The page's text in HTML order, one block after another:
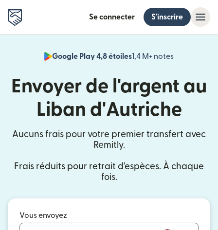
Se connecter S'inscrire
Google Play 4,8 étoiles1,4 M+ notes
Envoyer de l'argent au
Liban d'Autriche
Aucuns frais pour votre premier transfert avec
Remitly.
Frais réduits pour retrait d'espèces. À chaque
fois.
Vous envoyez